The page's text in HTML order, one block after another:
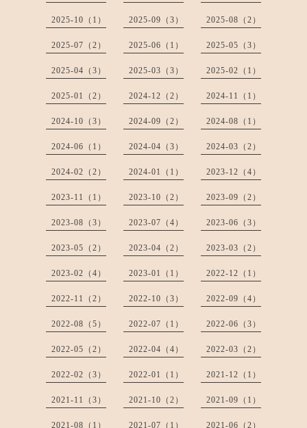
2025-10（1） 2025-09（3） 2025-08（2）
2025-07（2） 2025-06（1） 2025-05（3）
2025-04（3） 2025-03（3） 2025-02（1）
2025-01（2） 2024-12（2） 2024-11（1）
2024-10（3） 2024-09（2） 2024-08（1）
2024-06（1） 2024-04（3） 2024-03（2）
2024-02（2） 2024-01（1） 2023-12（4）
2023-11（1） 2023-10（2） 2023-09（2）
2023-08（3） 2023-07（4） 2023-06（3）
2023-05（2） 2023-04（2） 2023-03（2）
2023-02（4） 2023-01（1） 2022-12（1）
2022-11（2） 2022-10（3） 2022-09（4）
2022-08（5） 2022-07（1） 2022-06（3）
2022-05（2） 2022-04（4） 2022-03（2）
2022-02（3） 2022-01（1） 2021-12（1）
2021-11（3） 2021-10（2） 2021-09（1）
2021-08（1） 2021-07（1） 2021-06（2）